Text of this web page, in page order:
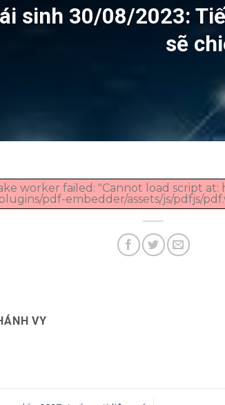
sinh 30/08/2023:
sẽ
worker failed: "Cannot load script
pdf-embedder/assets/js/pdfjs/
VY